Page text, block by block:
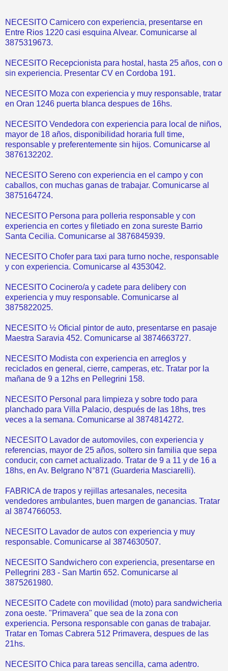
NECESITO Carnicero con experiencia, presentarse en
Entre Rios 1220 casi esquina Alvear. Comunicarse al
3875319673.
NECESITO Recepcionista para hostal, hasta 25 años, con o
sin experiencia. Presentar CV en Cordoba 191.
NECESITO Moza con experiencia y muy responsable, tratar
en Oran 1246 puerta blanca despues de 16hs.
NECESITO Vendedora con experiencia para local de niños,
mayor de 18 años, disponibilidad horaria full time,
responsable y preferentemente sin hijos. Comunicarse al
3876132202.
NECESITO Sereno con experiencia en el campo y con
caballos, con muchas ganas de trabajar. Comunicarse al
3875164724.
NECESITO Persona para polleria responsable y con
experiencia en cortes y filetiado en zona sureste Barrio
Santa Cecilia. Comunicarse al 3876845939.
NECESITO Chofer para taxi para turno noche, responsable
y con experiencia. Comunicarse al 4353042.
NECESITO Cocinero/a y cadete para delibery con
experiencia y muy responsable. Comunicarse al
3875822025.
NECESITO ½ Oficial pintor de auto, presentarse en pasaje
Maestra Saravia 452. Comunicarse al 3874663727.
NECESITO Modista con experiencia en arreglos y
reciclados en general, cierre, camperas, etc. Tratar por la
mañana de 9 a 12hs en Pellegrini 158.
NECESITO Personal para limpieza y sobre todo para
planchado para Villa Palacio, después de las 18hs, tres
veces a la semana. Comunicarse al 3874814272.
NECESITO Lavador de automoviles, con experiencia y
referencias, mayor de 25 años, soltero sin familia que sepa
conducir, con carnet actualizado. Tratar de 9 a 11 y de 16 a
18hs, en Av. Belgrano N°871 (Guarderia Masciarelli).
FABRICA de trapos y rejillas artesanales, necesita
vendedores ambulantes, buen margen de ganancias. Tratar
al 3874766053.
NECESITO Lavador de autos con experiencia y muy
responsable. Comunicarse al 3874630507.
NECESITO Sandwichero con experiencia, presentarse en
Pellegrini 283 - San Martin 652. Comunicarse al
3875261980.
NECESITO Cadete con movilidad (moto) para sandwicheria
zona oeste. "Primavera" que sea de la zona con
experiencia. Persona responsable con ganas de trabajar.
Tratar en Tomas Cabrera 512 Primavera, despues de las
21hs.
NECESITO Chica para tareas sencilla, cama adentro.